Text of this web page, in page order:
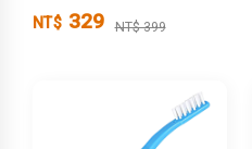
NT$ 329 NT$ 399